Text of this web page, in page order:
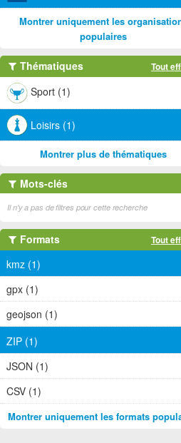
Montrer uniquement les
populaires
Thématiques Tout
Sport (1)
Loisirs (1)
Montrer plus de thématiques
Mots-clés
Il n'y a pas de filtres pour cette recherche
Formats Tout
kmz (1)
gpx (1)
geojson (1)
ZIP (1)
JSON (1)
CSV (1)
Montrer uniquement les formats